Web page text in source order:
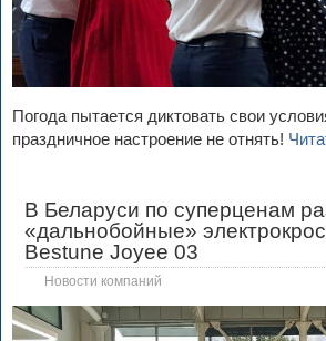
Погода пытается диктовать свои
праздничное настроение не отнять!
В Беларуси по суперценам
«дальнобойные»
Bestune Joyee 03
Новости компаний